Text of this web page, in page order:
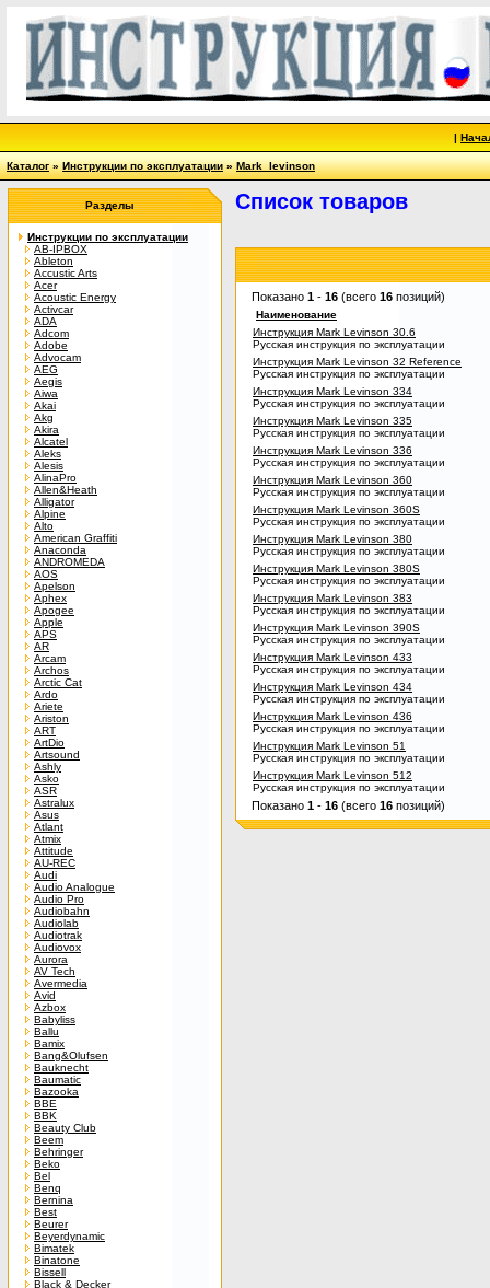
|
Каталог»Инструкции по эксплуатации»Mark_levinson
Разделы
Инструкции по эксплуатации
AB-IPBOX
Ableton
Accustic Arts
Acer
Acoustic Energy
Activcar
ADA
Adcom
Adobe
Advocam
AEG
Aegis
Aiwa
Akai
Akg
Akira
Alcatel
Aleks
Alesis
AlinaPro
Allen&Heath
Alligator
Alpine
Alto
American Graffiti
Anaconda
ANDROMEDA
AOS
Apelson
Aphex
Apogee
Apple
APS
AR
Arcam
Archos
Arctic Cat
Ardo
Ariete
Ariston
ART
ArtDio
Artsound
Ashly
Asko
ASR
Astralux
Asus
Atlant
Atmix
Attitude
AU-REC
Audi
Audio Analogue
Audio Pro
Audiobahn
Audiolab
Audiotrak
Audiovox
Aurora
AV Tech
Avermedia
Avid
Azbox
Babyliss
Ballu
Bamix
Bang&Olufsen
Bauknecht
Baumatic
Bazooka
BBE
BBK
Beauty Club
Beem
Behringer
Beko
Bel
Benq
Bernina
Best
Beurer
Beyerdynamic
Bimatek
Binatone
Bissell
Black & Decker
Список товаров
Показано 1 - 16 (всего 16 позиций)
Наименование
Инструкция Mark Levinson 30.6
Русская инструкция по эксплуатации
Инструкция Mark Levinson 32 Reference
Русская инструкция по эксплуатации
Инструкция Mark Levinson 334
Русская инструкция по эксплуатации
Инструкция Mark Levinson 335
Русская инструкция по эксплуатации
Инструкция Mark Levinson 336
Русская инструкция по эксплуатации
Инструкция Mark Levinson 360
Русская инструкция по эксплуатации
Инструкция Mark Levinson 360S
Русская инструкция по эксплуатации
Инструкция Mark Levinson 380
Русская инструкция по эксплуатации
Инструкция Mark Levinson 380S
Русская инструкция по эксплуатации
Инструкция Mark Levinson 383
Русская инструкция по эксплуатации
Инструкция Mark Levinson 390S
Русская инструкция по эксплуатации
Инструкция Mark Levinson 433
Русская инструкция по эксплуатации
Инструкция Mark Levinson 434
Русская инструкция по эксплуатации
Инструкция Mark Levinson 436
Русская инструкция по эксплуатации
Инструкция Mark Levinson 51
Русская инструкция по эксплуатации
Инструкция Mark Levinson 512
Русская инструкция по эксплуатации
Показано 1 - 16 (всего 16 позиций)